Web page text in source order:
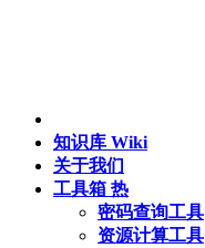
知识库 Wiki
关于我们
工具箱 热
密码查询工具
资源计算工具